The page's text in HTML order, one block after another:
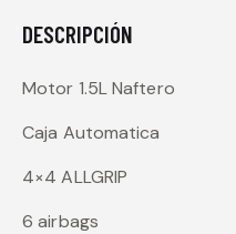
DESCRIPCIÓN
Motor 1.5L Naftero
Caja Automatica
4×4 ALLGRIP
6 airbags